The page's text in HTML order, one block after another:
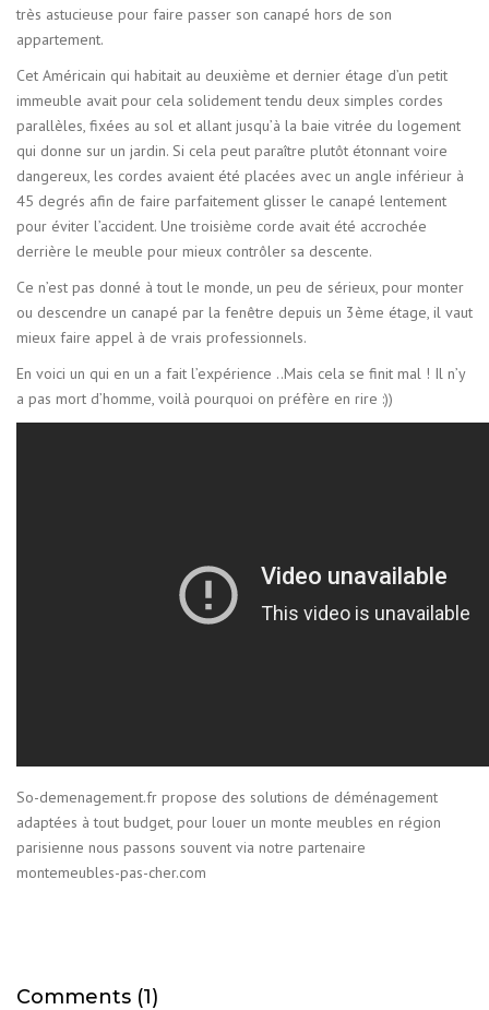
très astucieuse pour faire passer son canapé hors de son
appartement.
Cet Américain qui habitait au deuxième et dernier étage d’un petit
immeuble avait pour cela solidement tendu deux simples cordes
parallèles, fixées au sol et allant jusqu’à la baie vitrée du logement
qui donne sur un jardin. Si cela peut paraître plutôt étonnant voire
dangereux, les cordes avaient été placées avec un angle inférieur à
45 degrés afin de faire parfaitement glisser le canapé lentement
pour éviter l’accident. Une troisième corde avait été accrochée
derrière le meuble pour mieux contrôler sa descente.
Ce n’est pas donné à tout le monde, un peu de sérieux, pour monter
ou descendre un canapé par la fenêtre depuis un 3ème étage, il vaut
mieux faire appel à de vrais professionnels.
En voici un qui en un a fait l’expérience ..Mais cela se finit mal ! Il n’y
a pas mort d’homme, voilà pourquoi on préfère en rire :))
So-demenagement.fr propose des solutions de déménagement
adaptées à tout budget, pour louer un monte meubles en région
parisienne nous passons souvent via notre partenaire
montemeubles-pas-cher.com
Comments (1)